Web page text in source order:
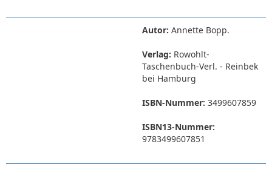
Autor: Annette Bopp.
Verlag: Rowohlt-
Taschenbuch-Verl. - Reinbek
bei Hamburg
ISBN-Nummer: 3499607859
ISBN13-Nummer:
9783499607851